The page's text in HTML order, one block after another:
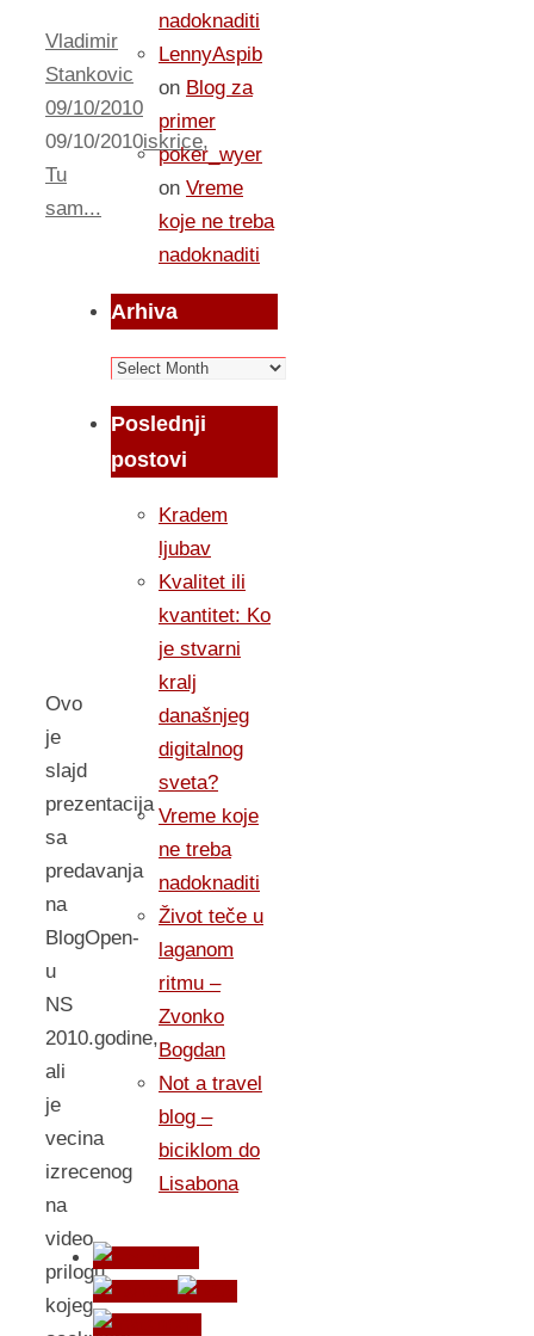
Vladimir
Stankovic
09/10/2010
09/10/2010iskrice,
Tu
sam...
Ovo
je
slajd
prezentacija
sa
predavanja
na
BlogOpen-
u
NS
2010.godine,
ali
je
vecina
izrecenog
na
video
prilogu
kojeg
nadoknaditi
LennyAspib
on Blog za
primer
poker_wyer
on Vreme
koje ne treba
nadoknaditi
Arhiva
Arhiva
Poslednji
postovi
Kradem
ljubav
Kvalitet ili
kvantitet: Ko
je stvarni
kralj
današnjeg
digitalnog
sveta?
Vreme koje
ne treba
nadoknaditi
Život teče u
laganom
ritmu –
Zvonko
Bogdan
Not a travel
blog –
biciklom do
Lisabona